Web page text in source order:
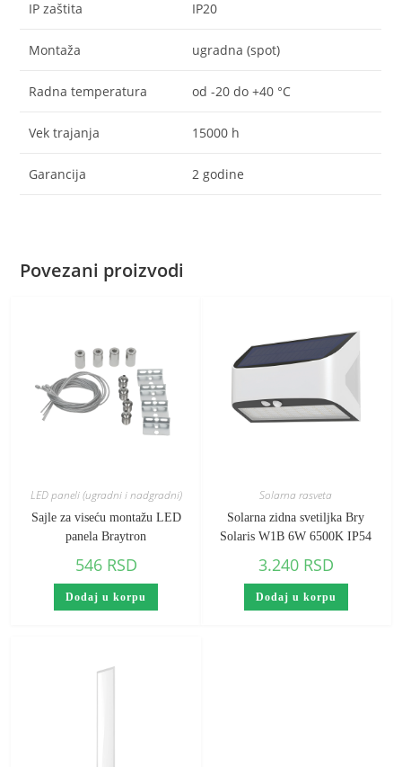
IP zaštita IP20
Montaža ugradna (spot)
Radna temperatura od -20 do +40 °C
Vek trajanja 15000 h
Garancija 2 godine
Povezani proizvodi
LED paneli (ugradni i nadgradni)
Sajle za viseću montažu LED
panela Braytron
546 RSD
Dodaj u korpu
Solarna rasveta
Solarna zidna svetiljka Bry
Solaris W1B 6W 6500K IP54
3.240 RSD
Dodaj u korpu